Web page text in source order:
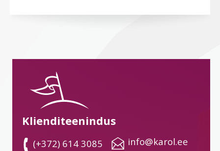
Klienditeenindus
(+372) 614 3085
info@karol.ee